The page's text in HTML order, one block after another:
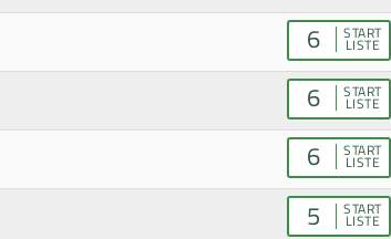
6 START
LISTE
6 START
LISTE
6 START
LISTE
5 START
LISTE